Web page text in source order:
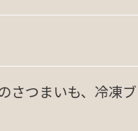
つまいも、冷凍